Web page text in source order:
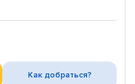
Как добраться?